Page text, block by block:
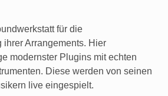
für die
ihrer Arrangements. Hier
modernster Plugins mit echten
Diese werden von seinen
live eingespielt.